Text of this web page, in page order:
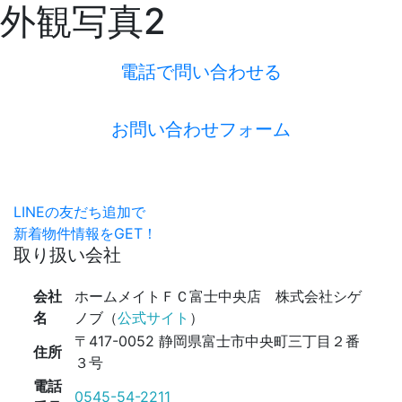
外観写真2
電話で問い合わせる
お問い合わせフォーム
LINEの友だち追加で
新着物件情報をGET！
取り扱い会社
会社
名
ホームメイトＦＣ富士中央店 株式会社シゲ
ノブ（公式サイト ）
住所
〒417-0052 静岡県富士市中央町三丁目２番
３号
電話
0545-54-2211